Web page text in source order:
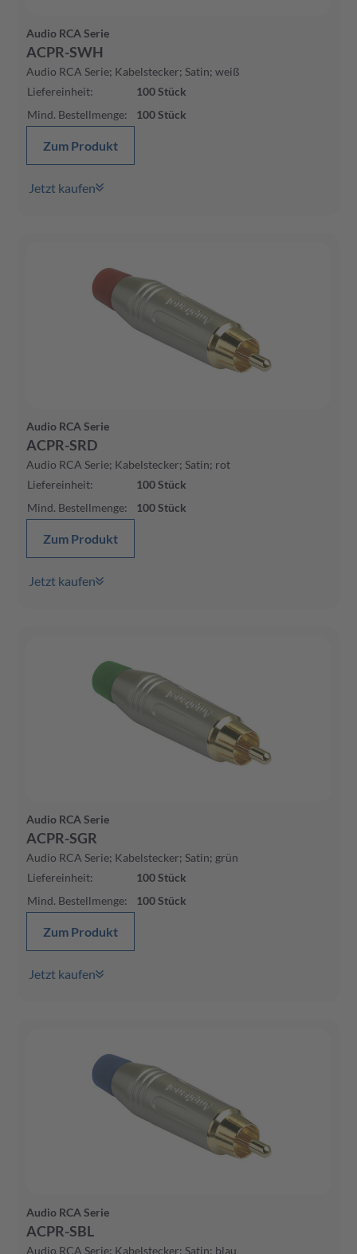
Audio RCA Serie
ACPR-SWH
Audio RCA Serie; Kabelstecker; Satin; weiß
Liefereinheit: 100Stück
Mind. Bestellmenge: 100Stück
Zum Produkt
Jetzt kaufen
Audio RCA Serie
ACPR-SRD
Audio RCA Serie; Kabelstecker; Satin; rot
Liefereinheit: 100Stück
Mind. Bestellmenge: 100Stück
Zum Produkt
Jetzt kaufen
Audio RCA Serie
ACPR-SGR
Audio RCA Serie; Kabelstecker; Satin; grün
Liefereinheit: 100Stück
Mind. Bestellmenge: 100Stück
Zum Produkt
Jetzt kaufen
Audio RCA Serie
ACPR-SBL
Audio RCA Serie; Kabelstecker; Satin; blau